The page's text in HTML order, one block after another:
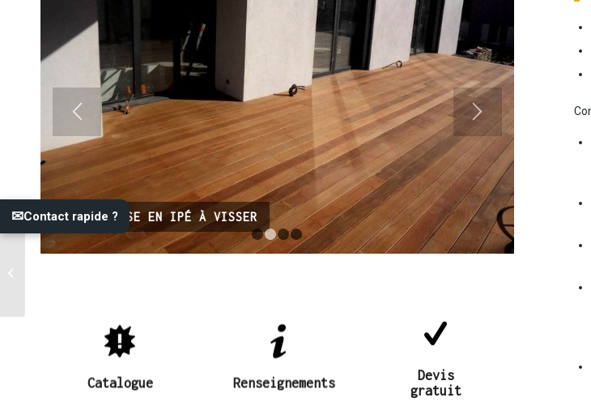
TERRASSE EN IPÉ À VISSER
1 3 4
Catalogue
DECKiBOIS
2024
Renseignements
société
DECKiBOIS
Devis
gratuit
Devis gratuit
secondes !
Evaluation à 10 ans des
✉Contact rapide ?